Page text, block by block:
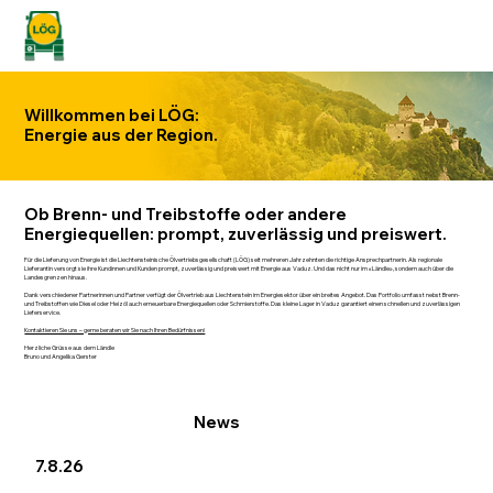
Willkommen bei LÖG:
Energie aus der Region.
Für die Lieferung von Energie ist die Liechtensteinische Ölvertriebsgesellschaft (LÖG) seit mehreren Jahrzehnten die richtige Ansprechpartnerin. Als regionale
Lieferantin versorgt sie ihre Kundinnen und Kunden prompt, zuverlässig und preiswert mit Energie aus Vaduz. Und das nicht nur im «Ländle», sondern auch über die
Landesgrenzen hinaus.
Dank verschiedener Partnerinnen und Partner verfügt der Ölvertrieb aus Liechtenstein im Energiesektor über ein breites Angebot. Das Portfolio umfasst nebst Brenn-
und Treibstoffen wie Diesel oder Heizöl auch erneuerbare Energiequellen oder Schmierstoffe. Das kleine Lager in Vaduz garantiert einen schnellen und zuverlässigen
Lieferservice.
Kontaktieren Sie uns – gerne beraten wir Sie nach Ihren Bedürfnissen!
Herzliche Grüsse aus dem Ländle
Bruno und Angelika Gerster
Ob Brenn- und Treibstoffe oder andere
Energiequellen: prompt, zuverlässig und preiswert.
7.8.26
News